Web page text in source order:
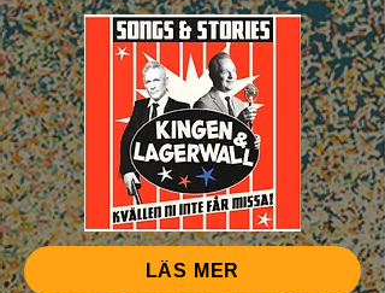
LÄS MER